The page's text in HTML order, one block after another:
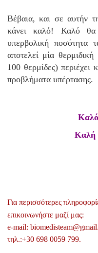
Βέβαια, και σε αυτήν
κάνει καλό! Καλό θα
υπερβολική ποσότητα
αποτελεί μία
100 θερμίδες) περιέχει
προβλήματα υπέρτασης.
Καλή
Για περισσότερες
επικοινωνήστε μαζί μας:
e-mail:
τηλ.:+30 698 0059 799.